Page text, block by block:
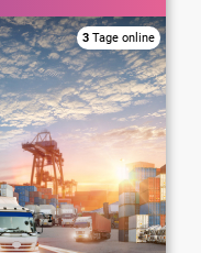
3 Tage online